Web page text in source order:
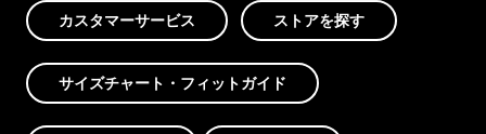
カスタマーサービス ストアを探す
サイズチャート・フィットガイド